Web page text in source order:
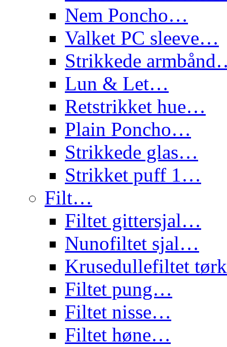
Nem Poncho…
Valket PC sleeve…
Strikkede
Lun & Let…
Retstrikket hue…
Plain Poncho…
Strikkede glas…
Strikket puff 1…
Filt…
Filtet gittersjal…
Nunofiltet sjal…
Krusedullefiltet
Filtet pung…
Filtet nisse…
Filtet høne…